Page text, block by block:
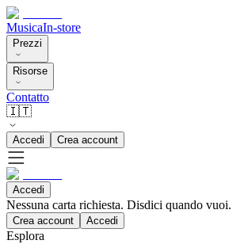
MusicaIn-store
Prezzi
Risorse
Contatto
🇮🇹
Accedi Crea account
Accedi
Nessuna carta richiesta. Disdici quando vuoi.
Crea account Accedi
Esplora